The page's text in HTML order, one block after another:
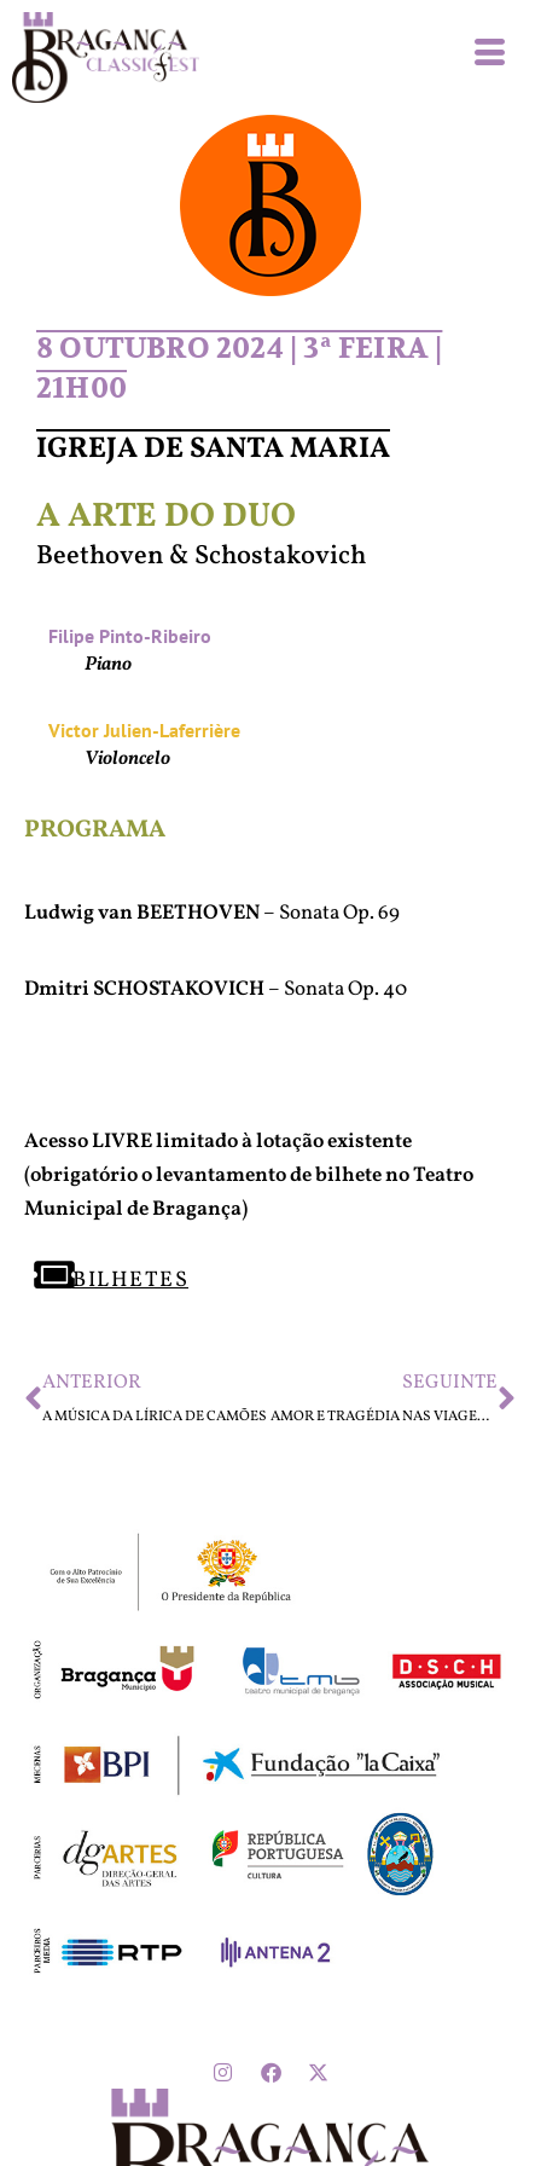
8 OUTUBRO 2024 | 3ª FEIRA |
21H00
IGREJA DE SANTA MARIA
A ARTE DO DUO
Beethoven & Schostakovich
Filipe Pinto-Ribeiro
Piano
Victor Julien-Laferrière
Violoncelo
PROGRAMA
Ludwig van BEETHOVEN– Sonata Op. 69
Dmitri SCHOSTAKOVICH– Sonata Op. 40
Acesso LIVRE limitado à lotação existente
(obrigatório o levantamento de bilhete no Teatro
Municipal de Bragança)
BILHETES
ANTERIOR
A MÚSICA DA LÍRICA DE CAMÕES
SEGUINTE
AMOR E TRAGÉDIA NAS VIAGENS DE CAMÕES